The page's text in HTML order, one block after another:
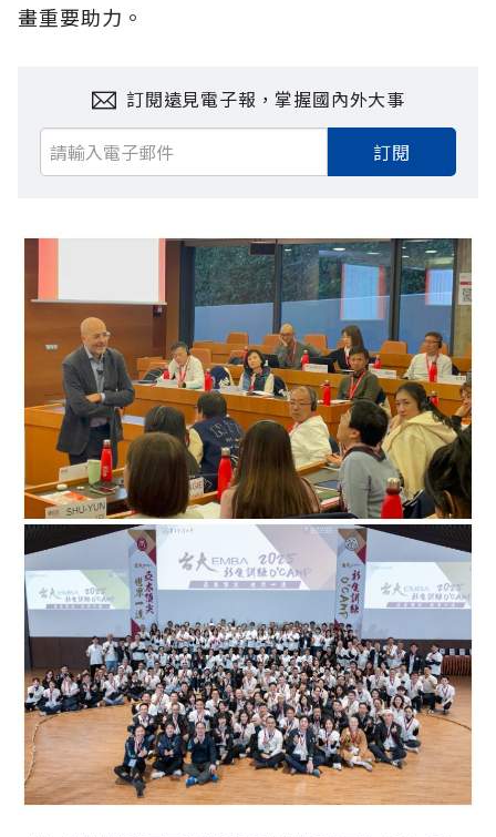
畫重要助力。
訂閱遠見電子報，掌握國內外大事
訂閱